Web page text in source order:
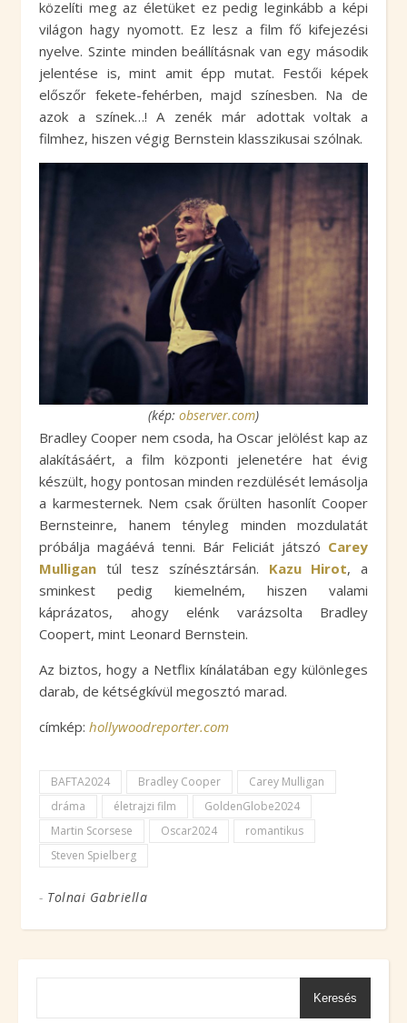
közelíti meg az életüket ez pedig leginkább a képi
világon hagy nyomott. Ez lesz a film fő kifejezési
nyelve. Szinte minden beállításnak van egy második
jelentése is, mint amit épp mutat. Festői képek
előszőr fekete-fehérben, majd színesben. Na de
azok a színek…! A zenék már adottak voltak a
filmhez, hiszen végig Bernstein klasszikusai szólnak.
(kép: observer.com)
Bradley Cooper nem csoda, ha Oscar jelölést kap az
alakításáért, a film központi jelenetére hat évig
készült, hogy pontosan minden rezdülését lemásolja
a karmesternek. Nem csak őrülten hasonlít Cooper
Bernsteinre, hanem tényleg minden mozdulatát
próbálja magáévá tenni. Bár Feliciát játszó Carey
Mulligan túl tesz színésztársán. Kazu Hirot, a
sminkest pedig kiemelném, hiszen valami
káprázatos, ahogy elénk varázsolta Bradley
Coopert, mint Leonard Bernstein.
Az biztos, hogy a Netflix kínálatában egy különleges
darab, de kétségkívül megosztó marad.
címkép: hollywoodreporter.com
BAFTA2024 Bradley Cooper
Carey Mulligan
dráma
életrajzi film
GoldenGlobe2024
Martin Scorsese
Oscar2024
romantikus
Steven Spielberg
- Tolnai Gabriella
Keresés